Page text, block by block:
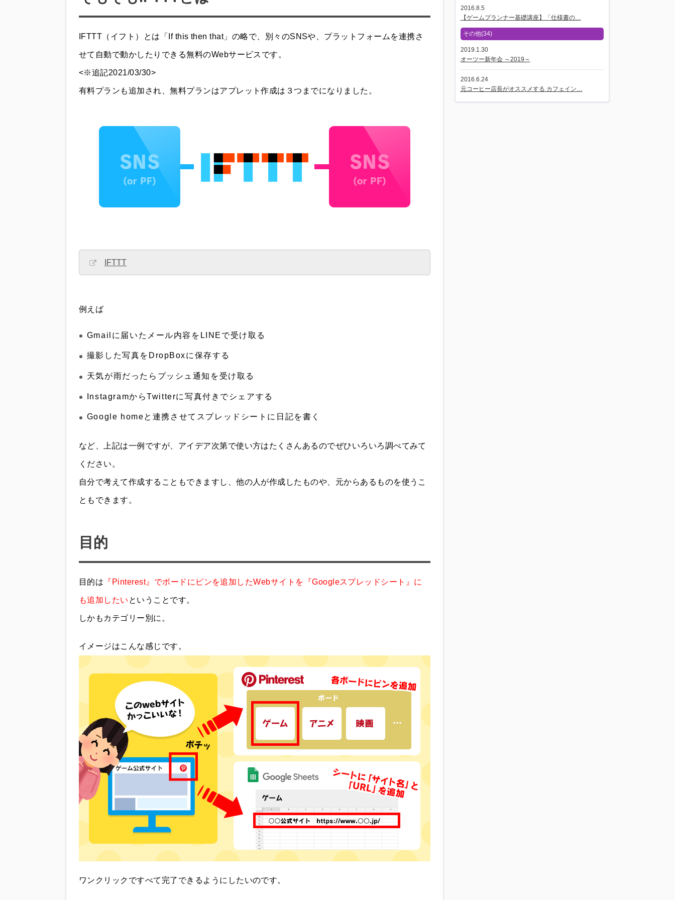
IFTTT（イフト）とは「If this then that」の略で、別々のSNSや、プラットフォームを連携さ
せて自動で動かしたりできる無料のWebサービスです。
<※追記2021/03/30>
有料プランも追加され、無料プランはアプレット作成は３つまでになりました。
IFTTT
例えば
Gmailに届いたメール内容をLINEで受け取る
撮影した写真をDropBoxに保存する
天気が雨だったらプッシュ通知を受け取る
InstagramからTwitterに写真付きでシェアする
Google homeと連携させてスプレッドシートに日記を書く
など、上記は一例ですが、アイデア次第で使い方はたくさんあるのでぜひいろいろ調べてみて
ください。
自分で考えて作成することもできますし、他の人が作成したものや、元からあるものを使うこ
ともできます。
目的
目的は 『Pinterest』でボードにピンを追加したWebサイトを『Googleスプレッドシート』に
も追加したい ということです。
しかもカテゴリー別に。
イメージはこんな感じです。
ワンクリックですべて完了できるようにしたいのです。
2016.8.5
【ゲームプランナー基礎講座】「仕様書の…
その他(34)
2019.1.30
オーツー新年会 ～2019～
2016.6.24
元コーヒー店長がオススメする カフェイン…